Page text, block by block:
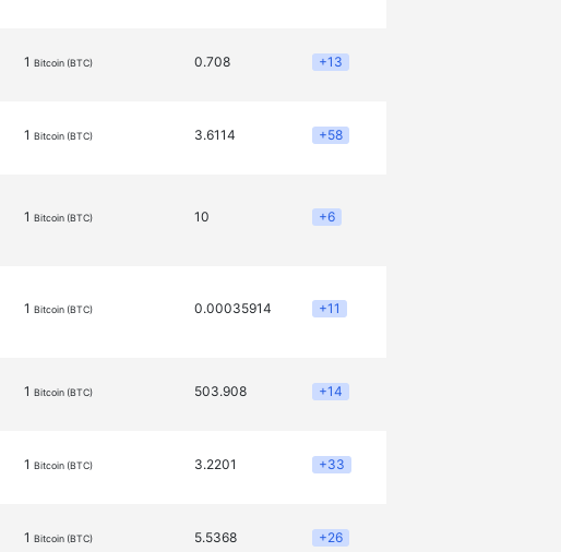
1 Bitcoin (BTC) 0.708 +13
1 Bitcoin (BTC) 3.6114 +58
1 Bitcoin (BTC) 10 +6
1 Bitcoin (BTC) 0.00035914 +11
1 Bitcoin (BTC) 503.908 +14
1 Bitcoin (BTC) 3.2201 +33
1 Bitcoin (BTC) 5.5368 +26